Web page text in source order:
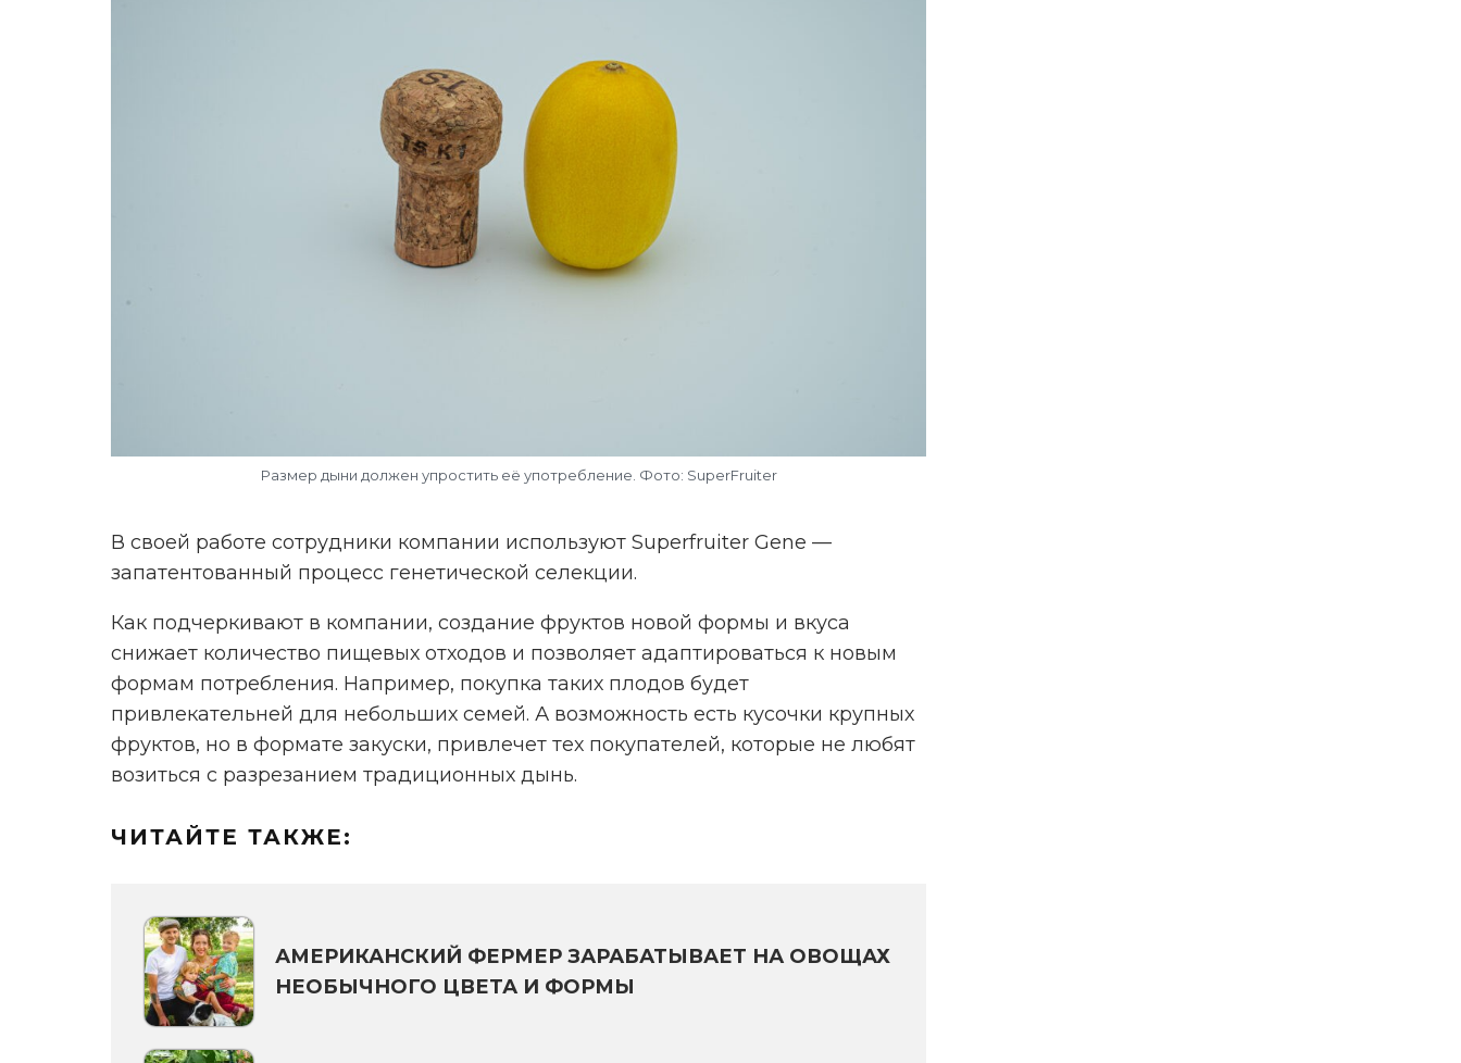
Размер дыни должен упростить её употребление. Фото: SuperFruiter
В своей работе сотрудники компании используют Superfruiter Gene —
запатентованный процесс генетической селекции.
Как подчеркивают в компании, создание фруктов новой формы и вкуса
снижает количество пищевых отходов и позволяет адаптироваться к новым
формам потребления. Например, покупка таких плодов будет
привлекательней для небольших семей. А возможность есть кусочки крупных
фруктов, но в формате закуски, привлечет тех покупателей, которые не любят
возиться с разрезанием традиционных дынь.
ЧИТАЙТЕ ТАКЖЕ:
АМЕРИКАНСКИЙ ФЕРМЕР ЗАРАБАТЫВАЕТ НА ОВОЩАХ
НЕОБЫЧНОГО ЦВЕТА И ФОРМЫ
НАМ ВАЖНО ВАШЕ МНЕНИЕ!
ПРОЙТИ ОПРОС
Реклама. Рекламодатель ИП Ежов А. А. ОГРНИП 312590434800020 ERID 2VtzqwFxGM8